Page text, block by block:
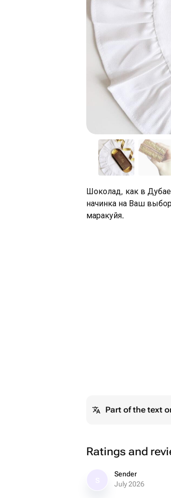
Шоколад, как в
начинка на Ваш
маракуйя.
Part of the text
Ratings and
Sender
July 2026